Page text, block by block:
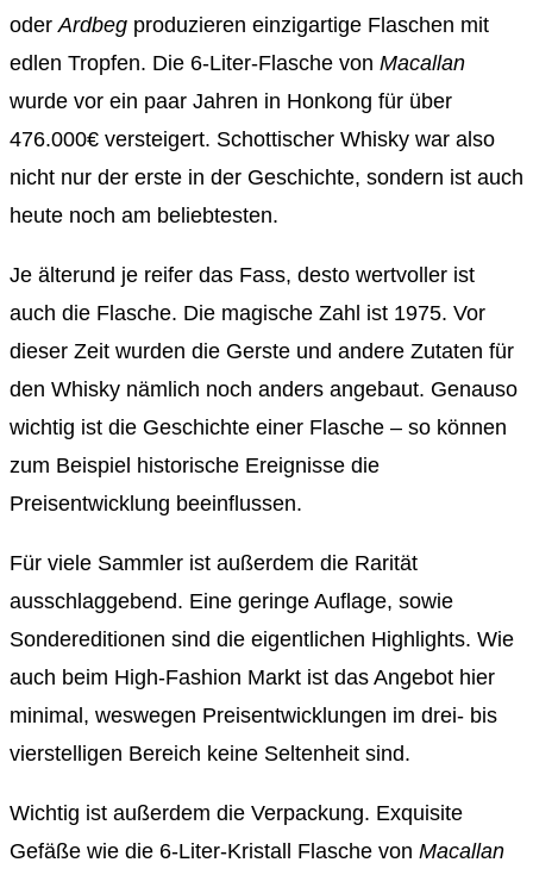
oder Ardbeg produzieren einzigartige Flaschen mit
edlen Tropfen. Die 6-Liter-Flasche von Macallan
wurde vor ein paar Jahren in Honkong für über
476.000€ versteigert. Schottischer Whisky war also
nicht nur der erste in der Geschichte, sondern ist auch
heute noch am beliebtesten.
Je älterund je reifer das Fass, desto wertvoller ist
auch die Flasche. Die magische Zahl ist 1975. Vor
dieser Zeit wurden die Gerste und andere Zutaten für
den Whisky nämlich noch anders angebaut. Genauso
wichtig ist die Geschichte einer Flasche – so können
zum Beispiel historische Ereignisse die
Preisentwicklung beeinflussen.
Für viele Sammler ist außerdem die Rarität
ausschlaggebend. Eine geringe Auflage, sowie
Sondereditionen sind die eigentlichen Highlights. Wie
auch beim High-Fashion Markt ist das Angebot hier
minimal, weswegen Preisentwicklungen im drei- bis
vierstelligen Bereich keine Seltenheit sind.
Wichtig ist außerdem die Verpackung. Exquisite
Gefäße wie die 6-Liter-Kristall Flasche von Macallan